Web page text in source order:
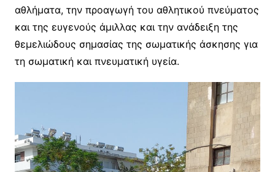
αθλήματα, την προαγωγή του αθλητικού πνεύματος
και της ευγενούς άμιλλας και την ανάδειξη της
θεμελιώδους σημασίας της σωματικής άσκησης για
τη σωματική και πνευματική υγεία.